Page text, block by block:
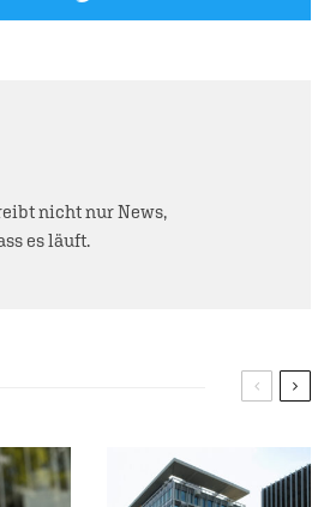
nicht nur News,
es läuft.